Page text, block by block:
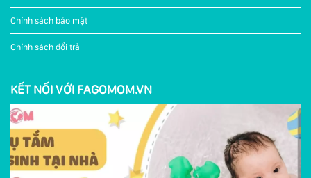
Chính sách bảo mật
Chính sách đổi trả
KẾT NỐI VỚI FAGOMOM.VN